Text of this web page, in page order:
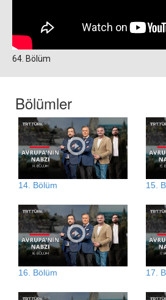
64. Bölüm
Bölümler
14. Bölüm 15.
16. Bölüm 17.